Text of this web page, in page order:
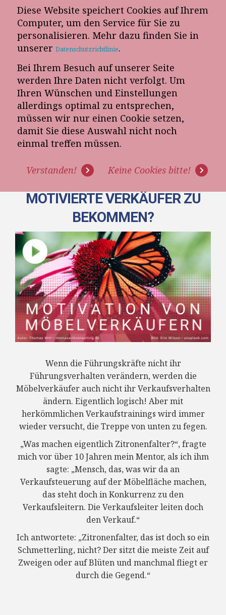
Diese Website speichert Cookies auf Ihrem
Computer, um den Service für Sie zu
personalisieren. Mehr dazu finden Sie in
unserer Datenschutzrichtlinie.
Bei Ihrem Besuch auf unserer Seite
werden Ihre Daten nicht verfolgt. Um
Ihren Wünschen und Einstellungen
allerdings optimal zu entsprechen,
müssen wir nur einen Cookie setzen,
damit Sie diese Auswahl nicht noch
einmal treffen müssen.
Verstanden! Keine Cookies bitte!
E-Mail-Newsletter
Telefon-Termin
[VIDEO] WAS MÜSSEN
FÜHRUNGSKRÄFTE IN
MÖBELHÄUSERN TUN, UM
MOTIVIERTE VERKÄUFER ZU
BEKOMMEN?
Wenn die Führungskräfte nicht ihr
Führungsverhalten verändern, werden die
Möbelverkäufer auch nicht ihr Verkaufsverhalten
ändern. Eigentlich logisch! Aber mit
herkömmlichen Verkaufstrainings wird immer
wieder versucht, die Treppe von unten zu fegen.
„Was machen eigentlich Zitronenfalter?“, fragte
mich vor über 10 Jahren mein Mentor, als ich ihm
sagte: „Mensch, das, was wir da an
Verkaufsteuerung auf der Möbelfläche machen,
das steht doch in Konkurrenz zu den
Verkaufsleitern. Die Verkaufsleiter leiten doch
den Verkauf.“
Ich antwortete: „Zitronenfalter, das ist doch so ein
Schmetterling, nicht? Der sitzt die meiste Zeit auf
Zweigen oder auf Blüten und manchmal fliegt er
durch die Gegend.“